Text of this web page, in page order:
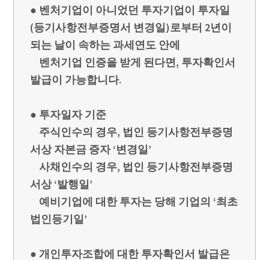
● 벤처기업이 아니었던 투자기업이 투자일
(등기사항전부증명서 변경일)로부터 2년이
되는 날이 속하는 과세연도 안에
벤처기업 인증을 받게 된다면, 투자확인서
발급이 가능합니다.
● 투자일자 기준
주식인수의 경우, 법인 등기사항전부증명
서상 자본금 증자 ‘변경일’
사채인수의 경우, 법인 등기사항전부증명
서상 ‘발행일’
예비기업에 대한 투자는 당해 기업의 ‘최초
법인등기일’
● 개인투자조합에 대한 투자확인서 발급은